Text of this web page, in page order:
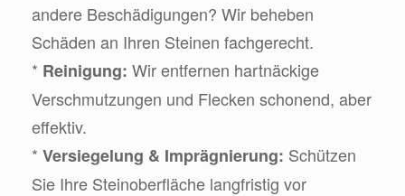
andere Beschädigungen? Wir beheben
Schäden an Ihren Steinen fachgerecht.
* Reinigung: Wir entfernen hartnäckige
Verschmutzungen und Flecken schonend, aber
effektiv.
* Versiegelung & Imprägnierung: Schützen
Sie Ihre Steinoberfläche langfristig vor